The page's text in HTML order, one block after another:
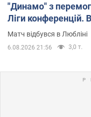
"Динамо" з
Ліги конференцій.
Матч відбувся в Любліні
6.08.2026 21:56 3,0 т.